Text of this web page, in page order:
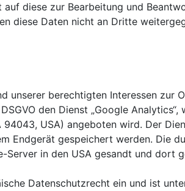
diese zur Bearbeitung und
diese Daten nicht an Dritte
unserer berechtigten Interessen zur
den Dienst „Google
USA) angeboten wird. Der
Endgerät gespeichert werden. Die
Server in den USA gesandt und dort
Datenschutzrecht ein und ist